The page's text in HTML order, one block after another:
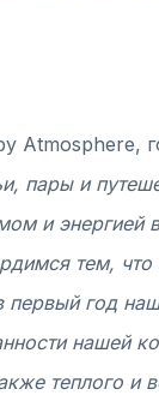
Atmosphere,
пары и
и энергией
тем, что
первый год
нашей
теплого и